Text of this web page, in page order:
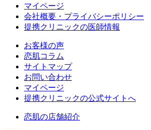
マイページ
会社概要・プライバシーポリシー
提携クリニックの医師情報
お客様の声
恋肌コラム
サイトマップ
お問い合わせ
マイページ
提携クリニックの公式サイトへ
恋肌の店舗紹介